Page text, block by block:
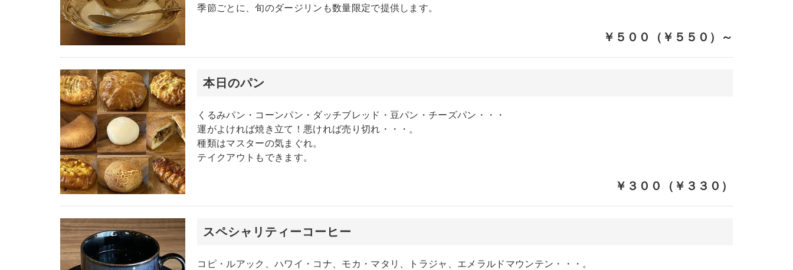
季節ごとに、旬のダージリンも数量限定で提供します。
￥５００（￥５５０）～
本日のパン
くるみパン・コーンパン・ダッチブレッド・豆パン・チーズパン・・・
運がよければ焼き立て！悪ければ売り切れ・・・。
種類はマスターの気まぐれ。
テイクアウトもできます。
￥３００（￥３３０）
スペシャリティーコーヒー
コピ・ルアック、ハワイ・コナ、モカ・マタリ、トラジャ、エメラルドマウンテン・・・。